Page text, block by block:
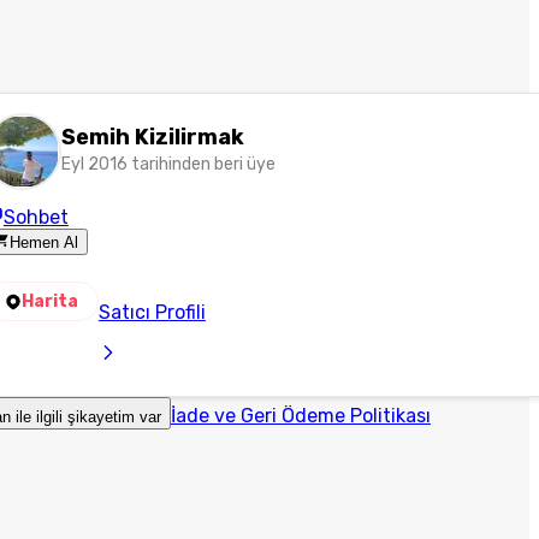
Semih Kizilirmak
Eyl 2016 tarihinden beri üye
Sohbet
Hemen Al
Harita Satıcı Profili
ile ilgili şikayetim var İade ve Geri Ödeme Politikası